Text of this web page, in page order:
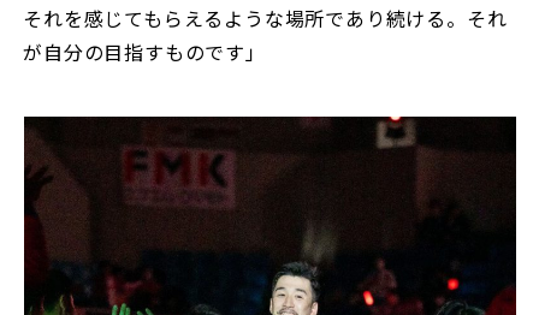
それを感じてもらえるような場所であり続ける。それ
が自分の目指すものです」